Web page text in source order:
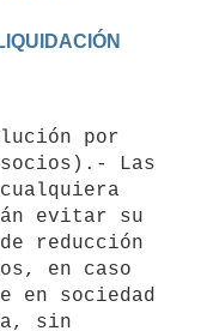
socios).- Las
evitar su
reducción
en caso
en sociedad
sin